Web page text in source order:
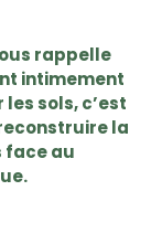
rappelle
intimement
sols, c’est
la
face au